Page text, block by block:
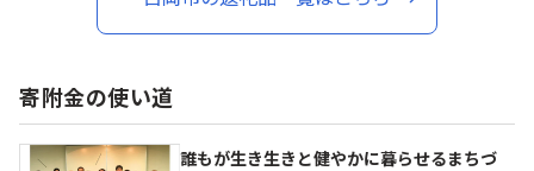
寄附金の使い道
誰もが生き生きと健やかに暮らせるまちづ